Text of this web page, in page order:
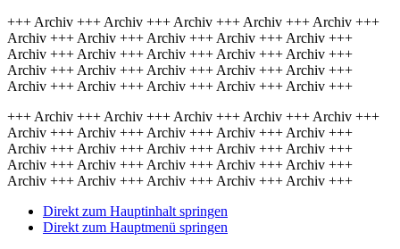
+++ Archiv +++ Archiv +++ Archiv +++ Archiv +++ Archiv +++
Archiv +++ Archiv +++ Archiv +++ Archiv +++ Archiv +++
Archiv +++ Archiv +++ Archiv +++ Archiv +++ Archiv +++
Archiv +++ Archiv +++ Archiv +++ Archiv +++ Archiv +++
Archiv +++ Archiv +++ Archiv +++ Archiv +++ Archiv +++
+++ Archiv +++ Archiv +++ Archiv +++ Archiv +++ Archiv +++
Archiv +++ Archiv +++ Archiv +++ Archiv +++ Archiv +++
Archiv +++ Archiv +++ Archiv +++ Archiv +++ Archiv +++
Archiv +++ Archiv +++ Archiv +++ Archiv +++ Archiv +++
Archiv +++ Archiv +++ Archiv +++ Archiv +++ Archiv +++
Direkt zum Hauptinhalt springen
Direkt zum Hauptmenü springen